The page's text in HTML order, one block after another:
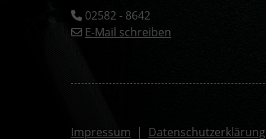
02582 - 8642
E-Mail schreiben
Impressum | Datenschutzerklärung